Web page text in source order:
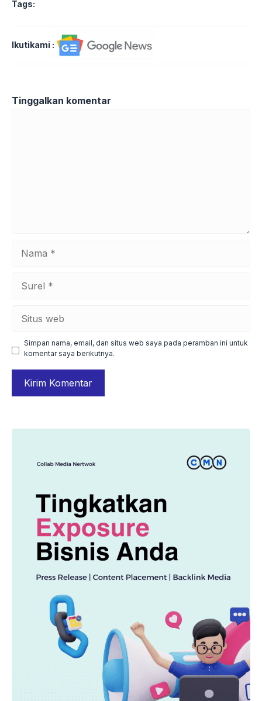
Tags:
Ikutikami :
Tinggalkan komentar
Simpan nama, email, dan situs web saya pada peramban ini untuk
komentar saya berikutnya.